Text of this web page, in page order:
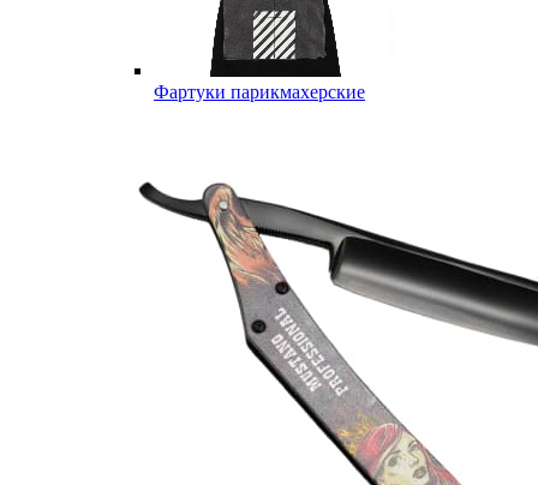
Фартуки парикмахерские